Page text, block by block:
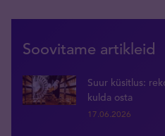
Soovitame artikleid
Suur küsitlus:
kulda osta
17.06.2026